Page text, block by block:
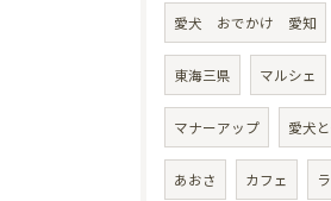
愛犬 おでかけ 愛知
東海三県 マルシェ
マナーアップ 愛犬
あおさ カフェ